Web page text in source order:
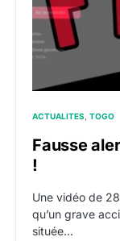
ACTUALITES TOGO
Fausse
!
Une vidéo de
qu’un grave
située…